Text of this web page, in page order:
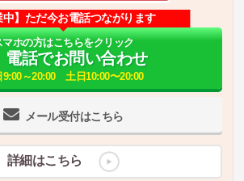
メール受付はこちら
中】ただ今お電話つながります
マホの方はこちらをクリック
電話でお問い合わせ
9:00～20:00 土日10:00〜20:00
詳細はこちら